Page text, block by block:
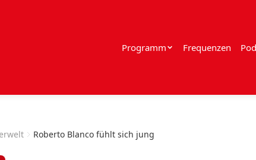
Programm Frequenzen
Roberto Blanco fühlt sich jung